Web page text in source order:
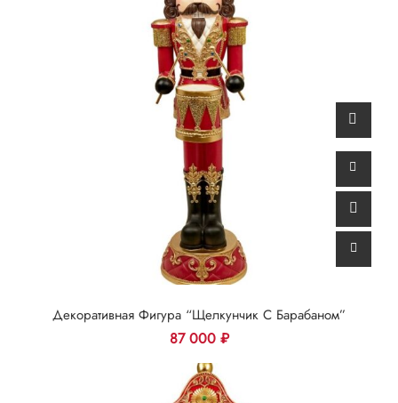
Декоративная Фигура “Щелкунчик С Барабаном”
87 000 ₽